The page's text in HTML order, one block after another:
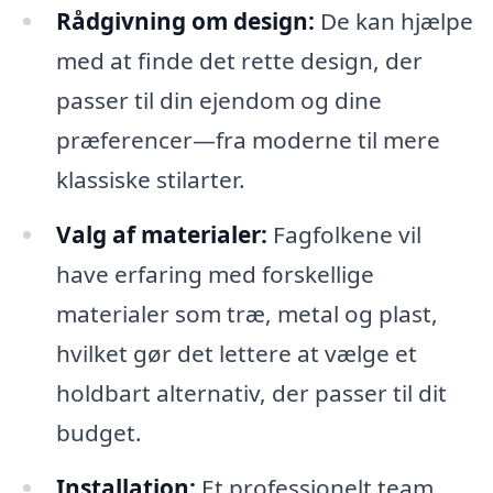
Rådgivning om design: De kan hjælpe
med at finde det rette design, der
passer til din ejendom og dine
præferencer—fra moderne til mere
klassiske stilarter.
Valg af materialer: Fagfolkene vil
have erfaring med forskellige
materialer som træ, metal og plast,
hvilket gør det lettere at vælge et
holdbart alternativ, der passer til dit
budget.